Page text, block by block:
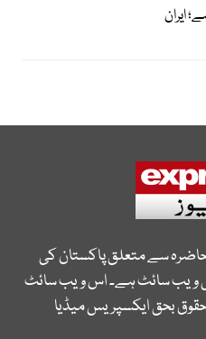
ایران
سے متعلق پاکستان کی
ویب سائٹ ہے۔ اس ویب سائٹ
بحق ایکسپریس میڈیا